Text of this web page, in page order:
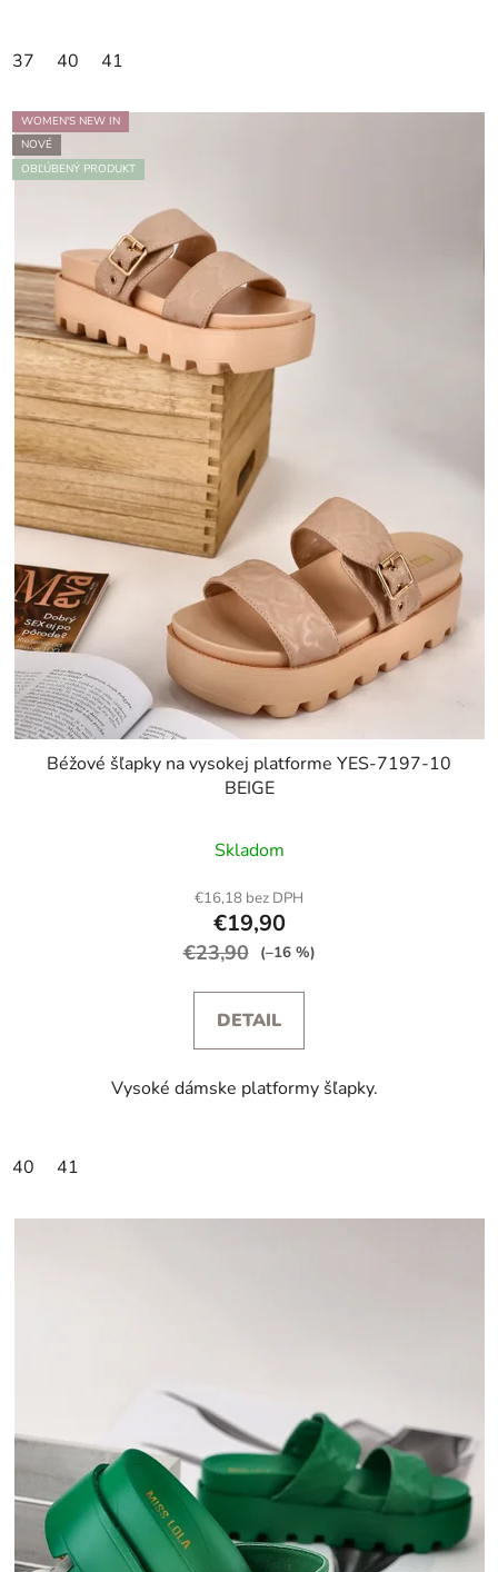
37 40 41
WOMEN'S NEW IN
NOVÉ
OBĽÚBENÝ PRODUKT
Béžové šľapky na vysokej platforme YES-7197-10
BEIGE
Skladom
€16,18 bez DPH
€19,90
€23,90 (–16 %)
DETAIL
Vysoké dámske platformy šľapky.
40 41